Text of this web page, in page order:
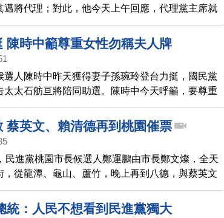
邁將代理；對此，他今天上午回應，代理黨主席就
主席，尊重黨內機制進行。
陳時中籲尊重女性勿稱夫人牌
選人陳時中昨天獲得妻子孫琬玲登台力挺，國民黨
太太石舫亘將陪同助選。陳時中今天呼籲，要尊重
稱作「夫人牌」。
蔡英文、賴清德再到桃園催票
民進黨桃園市長候選人鄭運鵬由市長鄭文燦，全天
，從龍潭、龜山、蘆竹，晚上再到八德，與蔡英文
，傍晚副總統賴清德也來親自催票，現場打電話給
。
統：人民不想看到民進黨獨大